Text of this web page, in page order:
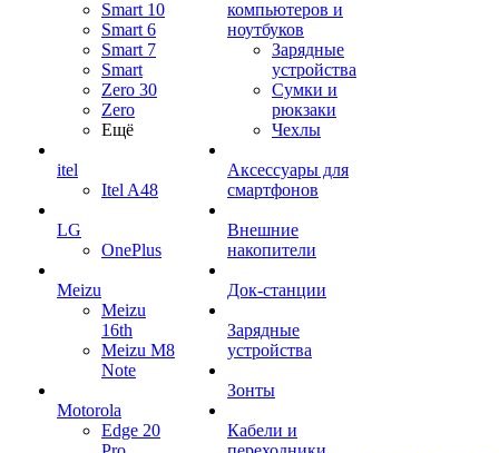
Smart 10
Smart 6
Smart 7
Smart
Zero 30
Zero
Ещё
itel
Itel A48
LG
OnePlus
Meizu
Meizu
16th
Meizu M8
Note
Motorola
Edge 20
компьютеров и
ноутбуков
Зарядные
устройства
Сумки и
рюкзаки
Чехлы
Аксессуары для
смартфонов
Внешние
накопители
Док-станции
Зарядные
устройства
Зонты
Кабели и